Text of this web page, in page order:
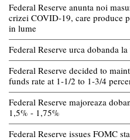
Federal Reserve anunta noi
crizei COVID-19, care produce
in lume
Federal Reserve urca dobanda
Federal Reserve decided to
funds rate at 1-1/2 to 1-3/4
Federal Reserve majoreaza
1,5% - 1,75%
Federal Reserve issues FOMC